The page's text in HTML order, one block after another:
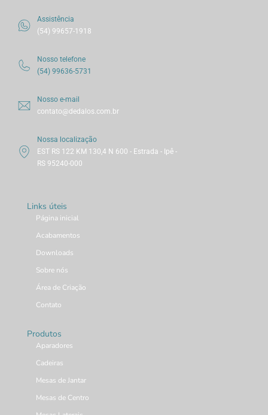
Assistência
(54) 99657-1918
Nosso telefone
(54) 99636-5731
Nosso e-mail
contato@dedalos.com.br
Nossa localização
EST RS 122 KM 130,4 N 600 - Estrada - Ipê -
RS 95240-000
Links úteis
Página inicial
Acabamentos
Downloads
Sobre nós
Área de Criação
Contato
Produtos
Aparadores
Cadeiras
Mesas de Jantar
Mesas de Centro